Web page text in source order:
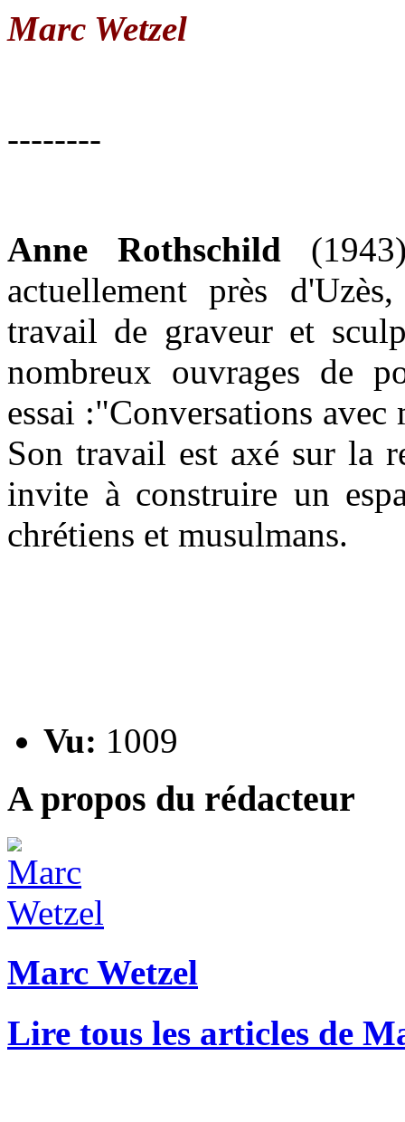
Marc Wetzel
--------
Anne Rothschild
actuellement près
travail de graveur et
nombreux ouvrages de
essai :"Conversations avec
Son travail est axé sur la
invite à construire un
chrétiens et musulmans.
Vu: 1009
A propos du rédacteur
Marc Wetzel
Lire tous les articles de